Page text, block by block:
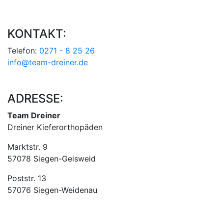
KONTAKT:
Telefon: 0271 - 8 25 26
info@team-dreiner.de
ADRESSE:
Team Dreiner
Dreiner Kieferorthopäden
Marktstr. 9
57078 Siegen-Geisweid
Poststr. 13
57076 Siegen-Weidenau